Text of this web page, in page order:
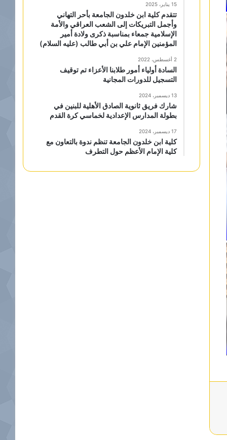
15 يناير، 2025
تتقدم كلية ابن خلدون الجامعة بأحر التهاني
وأجمل التبريكات إلى الشعب العراقي والأمة
الإسلامية جمعاء بمناسبة ذكرى ولادة أمير
المؤمنين الإمام علي بن أبي طالب (عليه السلام)
2 أغسطس، 2022
السادة أولياء أمور طلابنا الأعزاء تم توقيف
التسجيل للدورات المجانية
13 ديسمبر، 2024
شارك فريق ثانوية الصادق الأهلية للبنين في
بطولة المدارس الإعدادية لخماسي كرة القدم
17 ديسمبر، 2024
كلية ابن خلدون الجامعة تنظم ندوة بالتعاون مع
كلية الإمام الأعظم حول التطرف